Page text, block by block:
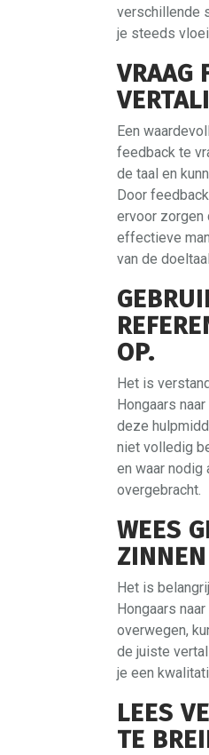
verschillende
je steeds
VRAAG
Een
feedback te
de taal en
Door
ervoor zorgen
effectieve
van de
OP.
Het is
Hongaars
deze
niet volledig
en waar nodig
overgebracht.
WEES
ZINNEN
Het is
Hongaars
overwegen,
de juiste
je een
LEES
TE